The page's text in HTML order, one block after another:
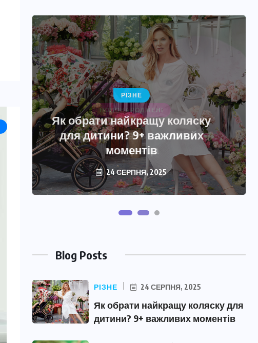
НОВОНАРОДЖЕНІ
Как ухаживать за кожей
младенца
28 ЧЕРВНЯ, 2025
Blog Posts
РІЗНЕ 24 СЕРПНЯ, 2025
Як обрати найкращу коляску для
дитини? 9+ важливих моментів